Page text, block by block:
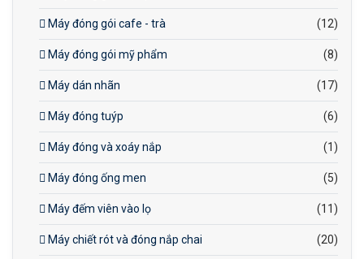
Máy đóng gói cafe - trà (12)
Máy đóng gói mỹ phẩm (8)
Máy dán nhãn (17)
Máy đóng tuýp (6)
Máy đóng và xoáy nắp (1)
Máy đóng ống men (5)
Máy đếm viên vào lọ (11)
Máy chiết rót và đóng nắp chai (20)